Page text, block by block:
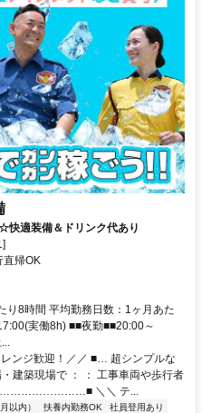
快適装備＆ドリンク代あり
直帰OK
り8時間 平均勤務日数：1ヶ月あた
実働8h) ■■夜勤■■20:00～
ンジ歓迎！／／ ■… 超シンプルな
建築現場で ： ： 工事車両や歩行者
＼＼ テ...
以内） 扶養内勤務OK
社員登用あり